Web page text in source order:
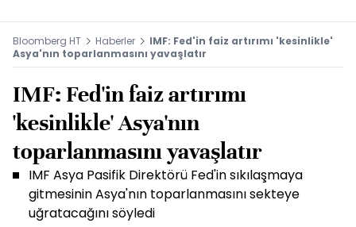
Bloomberg HT Haberler
IMF: Fed'in faiz artırımı 'kesinlikle'
Asya'nın toparlanmasını yavaşlatır
IMF: Fed'in faiz artırımı
'kesinlikle' Asya'nın
toparlanmasını yavaşlatır
IMF Asya Pasifik Direktörü Fed'in sıkılaşmaya
gitmesinin Asya'nın toparlanmasını sekteye
uğratacağını söyledi